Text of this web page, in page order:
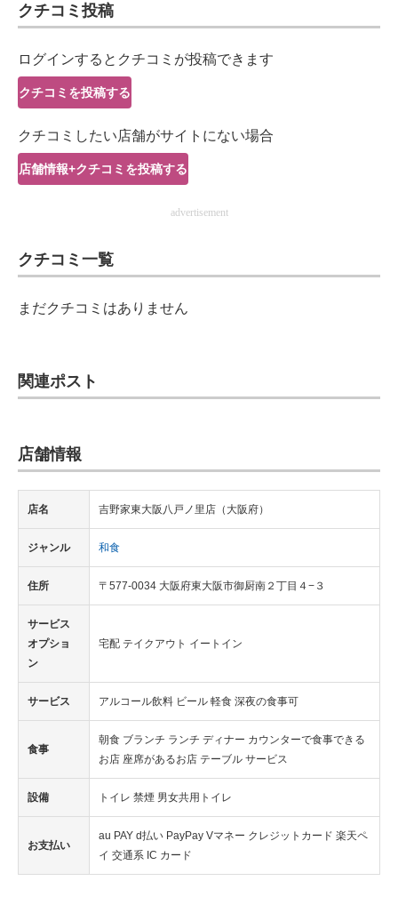
ITエンジニア向け専門サイト
企業向けIT製品の総合サイト
IT製品の技術・比較・事例
製造業のIT導入・活用を支援
エレクトロニクス専門サイト
電子設計の基本と応用
ちょっと気になるネットの話題
クチコミ投稿
ログインするとクチコミが投稿できます
クチコミを投稿する
クチコミしたい店舗がサイトにない場合
店舗情報+クチコミを投稿する
advertisement
クチコミ一覧
まだクチコミはありません
関連ポスト
店舗情報
店名 吉野家東大阪八戸ノ里店（大阪府）
ジャンル 和食
住所 〒577-0034 大阪府東大阪市御厨南２丁目４−３
サービス
オプショ
ン
宅配 テイクアウト イートイン
サービス アルコール飲料 ビール 軽食 深夜の食事可
食事
朝食 ブランチ ランチ ディナー カウンターで食事できる
お店 座席があるお店 テーブル サービス
設備 トイレ 禁煙 男女共用トイレ
お支払い
au PAY d払い PayPay Vマネー クレジットカード 楽天ペ
イ 交通系 IC カード